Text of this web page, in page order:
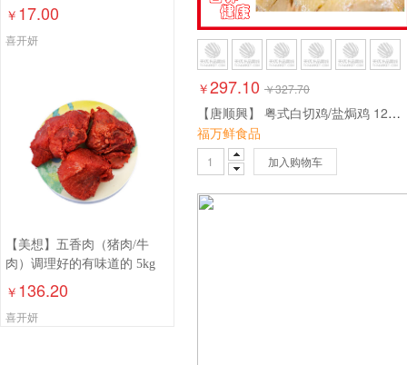
￥ 17.00
喜开妍
【美想】五香肉（猪肉/牛
肉）调理好的有味道的 5kg
￥ 136.20
喜开妍
￥297.10 ￥327.70
【唐顺興】 粤式白切鸡/盐焗鸡 12只/件 9.8公斤左右
福万鲜食品
加入购物车